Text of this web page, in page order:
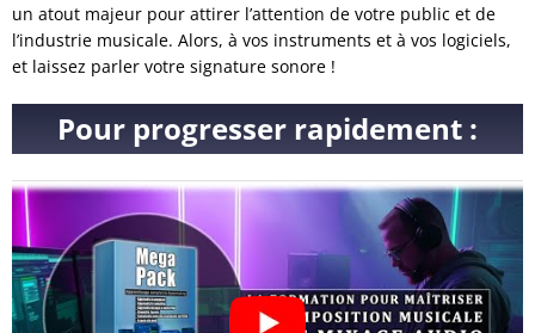
un atout majeur pour attirer l’attention de votre public et de
l’industrie musicale. Alors, à vos instruments et à vos logiciels,
et laissez parler votre signature sonore !
Pour progresser rapidement :